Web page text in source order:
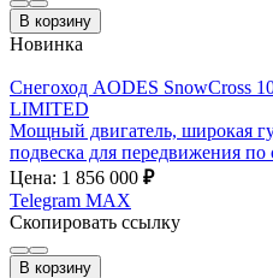
В корзину
Новинка
Снегоход AODES SnowCross
LIMITED
Мощный двигатель, широкая
подвеска для передвижения по
Цена: 1 856 000 ₽
Telegram MAX
Скопировать ссылку
В корзину